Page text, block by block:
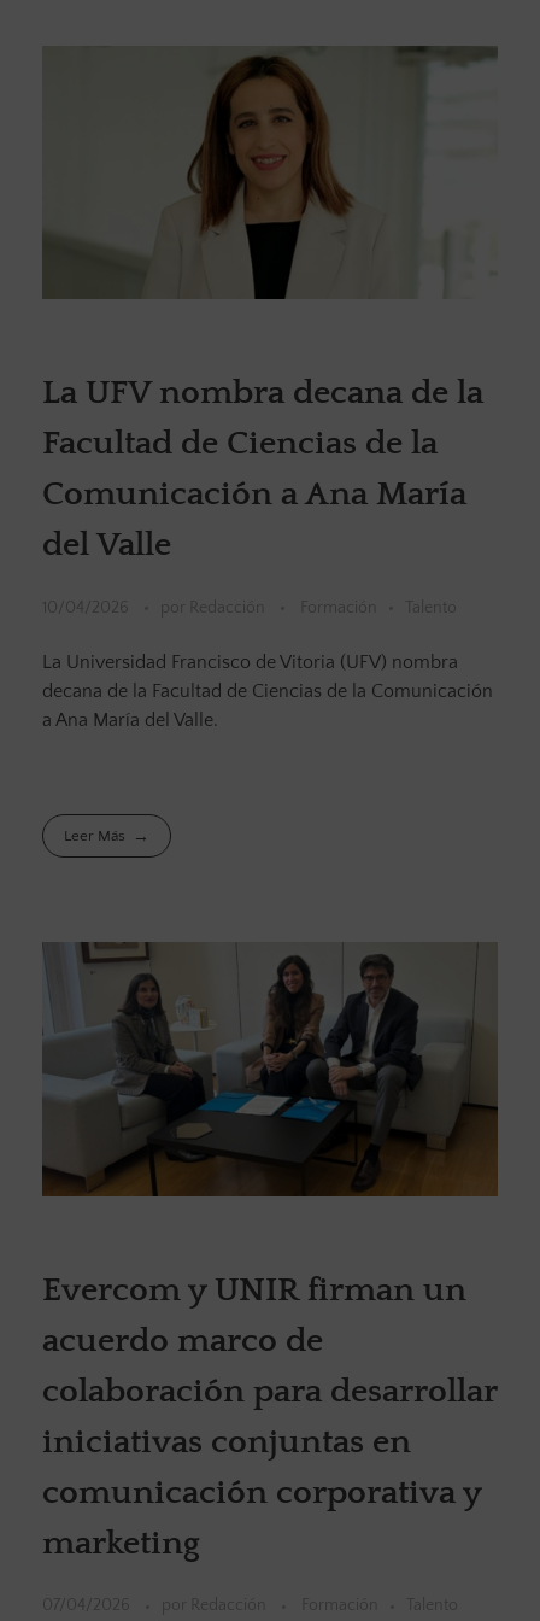
La UFV nombra decana de la
Facultad de Ciencias de la
Comunicación a Ana María
del Valle
10/04/2026 por Redacción Formación Talento
La Universidad Francisco de Vitoria (UFV) nombra
decana de la Facultad de Ciencias de la Comunicación
a Ana María del Valle.
Leer Más
Evercom y UNIR firman un
acuerdo marco de
colaboración para desarrollar
iniciativas conjuntas en
comunicación corporativa y
marketing
07/04/2026 por Redacción Formación Talento